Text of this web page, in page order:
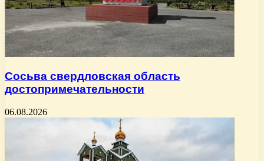
Сосьва свердловская область
достопримечательности
06.08.2026